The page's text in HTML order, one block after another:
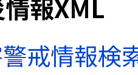
報XML
戒情報検